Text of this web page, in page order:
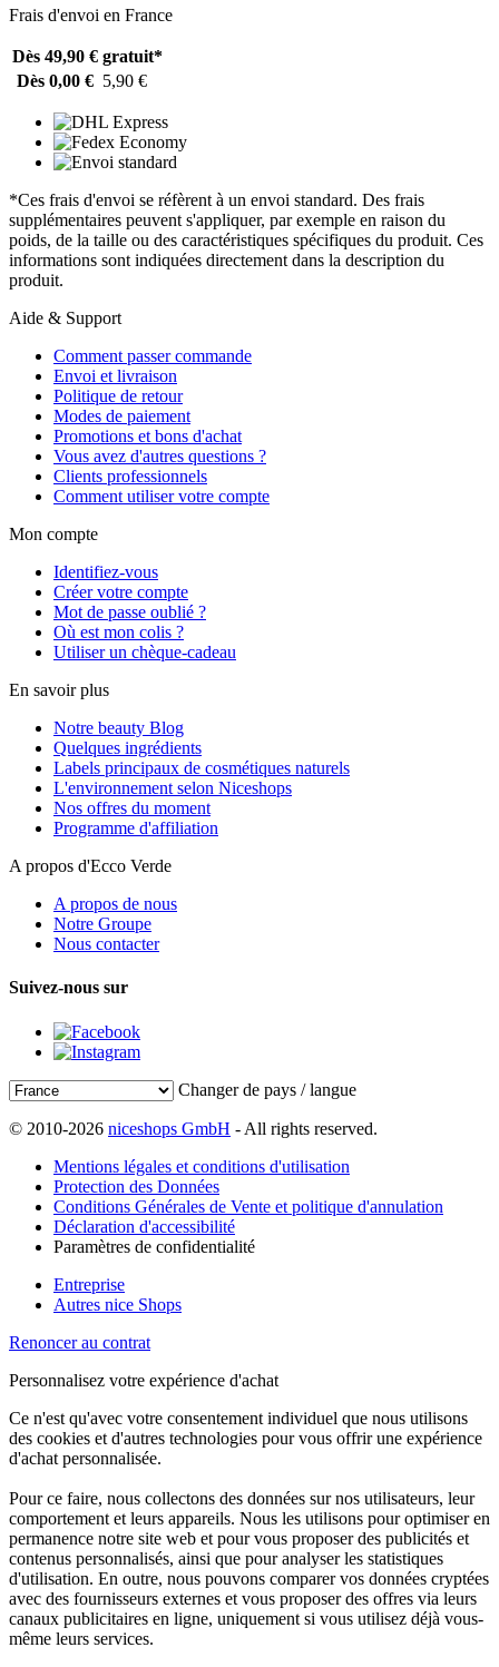
Frais d'envoi en France
Dès 49,90 € gratuit*
Dès 0,00 € 5,90 €
*Ces frais d'envoi se réfèrent à un envoi standard. Des frais
supplémentaires peuvent s'appliquer, par exemple en raison du
poids, de la taille ou des caractéristiques spécifiques du produit. Ces
informations sont indiquées directement dans la description du
produit.
Aide & Support
Comment passer commande
Envoi et livraison
Politique de retour
Modes de paiement
Promotions et bons d'achat
Vous avez d'autres questions ?
Clients professionnels
Comment utiliser votre compte
Mon compte
Identifiez-vous
Créer votre compte
Mot de passe oublié ?
Où est mon colis ?
Utiliser un chèque-cadeau
En savoir plus
Notre beauty Blog
Quelques ingrédients
Labels principaux de cosmétiques naturels
L'environnement selon Niceshops
Nos offres du moment
Programme d'affiliation
A propos d'Ecco Verde
A propos de nous
Notre Groupe
Nous contacter
Suivez-nous sur
Changer de pays / langue
© 2010-2026 niceshops GmbH - All rights reserved.
Mentions légales et conditions d'utilisation
Protection des Données
Conditions Générales de Vente et politique d'annulation
Déclaration d'accessibilité
Paramètres de confidentialité
Entreprise
Autres nice Shops
Renoncer au contrat
Personnalisez votre expérience d'achat
Ce n'est qu'avec votre consentement individuel que nous utilisons
des cookies et d'autres technologies pour vous offrir une expérience
d'achat personnalisée.
Pour ce faire, nous collectons des données sur nos utilisateurs, leur
comportement et leurs appareils. Nous les utilisons pour optimiser en
permanence notre site web et pour vous proposer des publicités et
contenus personnalisés, ainsi que pour analyser les statistiques
d'utilisation. En outre, nous pouvons comparer vos données cryptées
avec des fournisseurs externes et vous proposer des offres via leurs
canaux publicitaires en ligne, uniquement si vous utilisez déjà vous-
même leurs services.